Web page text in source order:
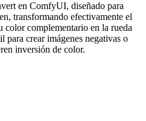
en ComfyUI, diseñado para
transformando efectivamente el
color complementario en la rueda
para crear imágenes negativas o
inversión de color.